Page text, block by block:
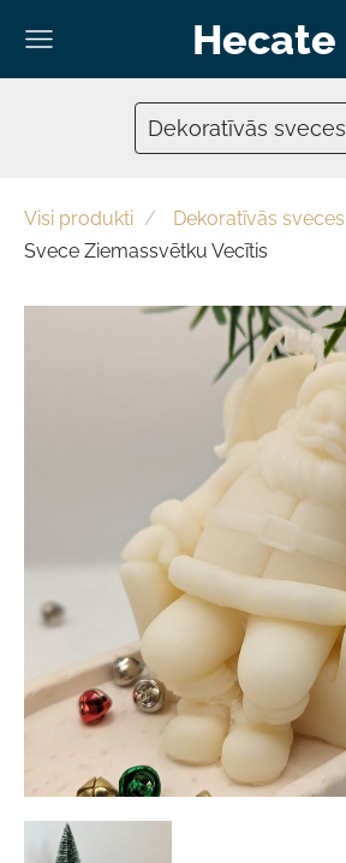
Hecate
Dekoratīvās sveces
Visi produkti
Dekoratīvās sveces
Svece Ziemassvētku Vecītis